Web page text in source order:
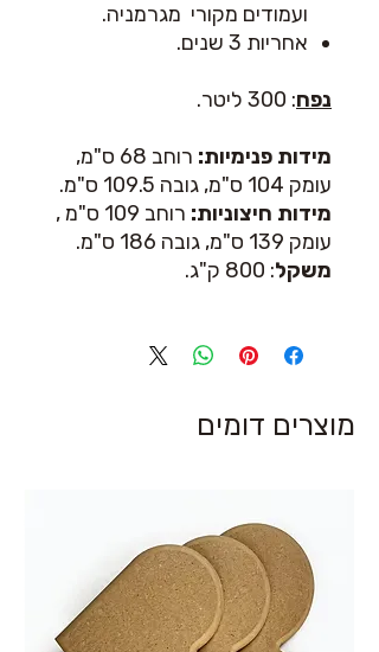
ועמודים מקורי מגרמניה.
אחריות 3 שנים.
נפח: 300 ליטר.
מידות פנימיות:
רוחב 68 ס"מ,
עומק 104 ס"מ, גובה 109.5 ס"מ.
מידות חיצוניות:
רוחב 109 ס"מ ,
עומק 139 ס"מ, גובה 186 ס"מ.
משקל: 800 ק"ג.
מוצרים דומים